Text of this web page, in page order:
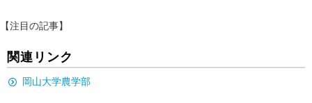
【注目の記事】
関連リンク
岡山大学農学部